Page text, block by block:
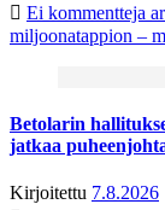
Ei kommentteja
miljoonatappion –
Betolarin
jatkaa
Kirjoitettu 7.8.2026